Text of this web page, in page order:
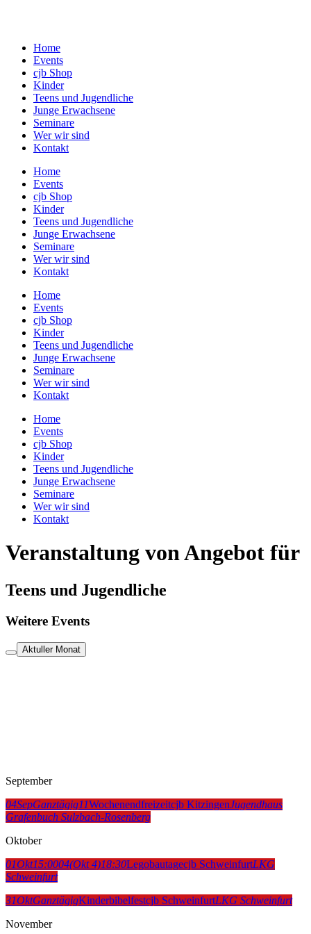
Home
Events
cjb Shop
Kinder
Teens und Jugendliche
Junge Erwachsene
Seminare
Wer wir sind
Kontakt
Home
Events
cjb Shop
Kinder
Teens und Jugendliche
Junge Erwachsene
Seminare
Wer wir sind
Kontakt
Home
Events
cjb Shop
Kinder
Teens und Jugendliche
Junge Erwachsene
Seminare
Wer wir sind
Kontakt
Home
Events
cjb Shop
Kinder
Teens und Jugendliche
Junge Erwachsene
Seminare
Wer wir sind
Kontakt
Veranstaltung von Angebot für
Teens und Jugendliche
Weitere Events
Aktuller Monat
September
04SepGanztägig11Wochenendfreizeitcjb KitzingenJugendhaus
Grafenbuch Sulzbach-Rosenberg
Oktober
01Okt15:0004(Okt 4)18:30Legobautagecjb SchweinfurtLKG
Schweinfurt
31OktGanztägigKinderbibelfestcjb SchweinfurtLKG Schweinfurt
November